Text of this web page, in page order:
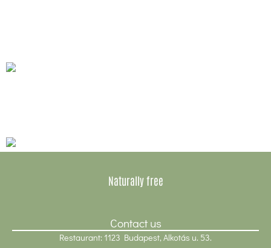
Naturally free
Contact us
Restaurant: 1123 Budapest, Alkotás u. 53.